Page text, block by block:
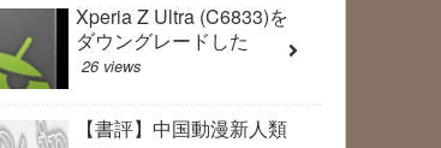
Xperia Z Ultra (C6833)を
ダウングレードした
26 views
【書評】中国動漫新人類